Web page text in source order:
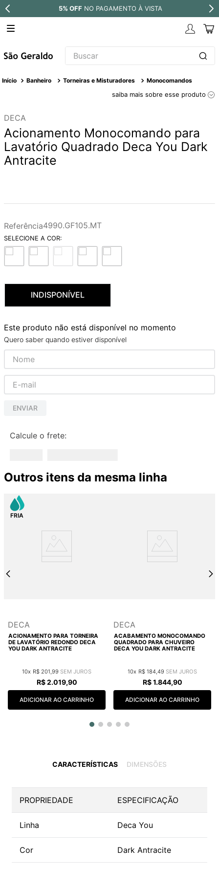
À VISTA PARCELE EM ATÉ 10X
Buscar
Banheiro Torneiras e Misturadores Monocomandos
saiba mais sobre esse produto
DECA
Acionamento Monocomando para
Lavatório Quadrado Deca You Dark
Antracite
Referência4990.GF105.MT
INDISPONÍVEL
Este produto não está disponível no momento
Quero saber quando estiver disponível
ENVIAR
Calcule o frete:
Outros itens da mesma linha
DECA
ACIONAMENTO PARA TORNEIRA
DE LAVATÓRIO REDONDO DECA
YOU DARK ANTRACITE
10 R$ 201 99
R$ 2.019,90
ADICIONAR AO CARRINHO
DECA
ACABAMENTO MONOCOMANDO
QUADRADO PARA CHUVEIRO
DECA YOU DARK ANTRACITE
10 R$ 184, 49
R$ 1.844,90
ADICIONAR AO CARRINHO
CARACTERÍSTICAS DIMENSÕES
PROPRIEDADE ESPECIFICAÇÃO
Linha Deca You
Cor Dark Antracite
TERMOS MAIS BUSCADOS
4º
torneira
5º
perola
9º
deca you
10º cobre escovado